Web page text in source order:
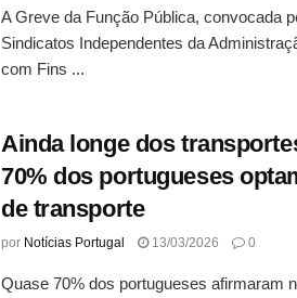
A Greve da Função Pública, convocada
Sindicatos Independentes da
com Fins ...
Ainda longe dos
70% dos portugueses
de transporte
por Notícias Portugal 13/03/2026 0
Quase 70% dos portugueses afirmaram